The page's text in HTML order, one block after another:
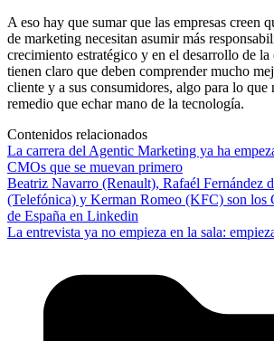
A eso hay que sumar que las empresas creen
de marketing necesitan asumir más
crecimiento estratégico y en el desarrollo de la
tienen claro que deben comprender mucho
cliente y a sus consumidores, algo para lo que
remedio que echar mano de la tecnología.
Contenidos relacionados
La carrera del Agentic Marketing ya ha
CMOs que se muevan primero
Beatriz Navarro (Renault), Rafaél Fernández
(Telefónica) y Kerman Romeo (KFC) son los
de España en Linkedin
La entrevista ya no empieza en la sala: